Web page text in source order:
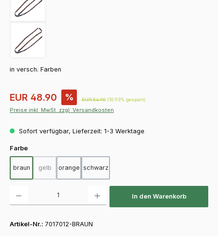
in versch. Farben
Verkaufspreis:
EUR 48.90 % Regulärer Preis:
EUR 54.90 (10.93% gespart)
Preise inkl. MwSt. zzgl. Versandkosten
Sofort verfügbar, Lieferzeit: 1-3 Werktage
Farbeauswählen
braun gelb
(Diese Option ist zurzeit nicht verfügbar.)
orange schwarz
In den Warenkorb
Artikel-Nr.: 7017012-BRAUN